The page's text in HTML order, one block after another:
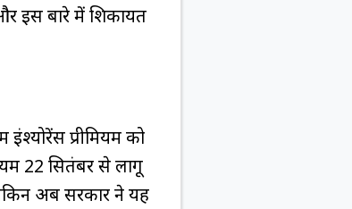
इस बारे में शिकायत
प्रीमियम को
22 सितंबर से लागू
अब सरकार ने यह